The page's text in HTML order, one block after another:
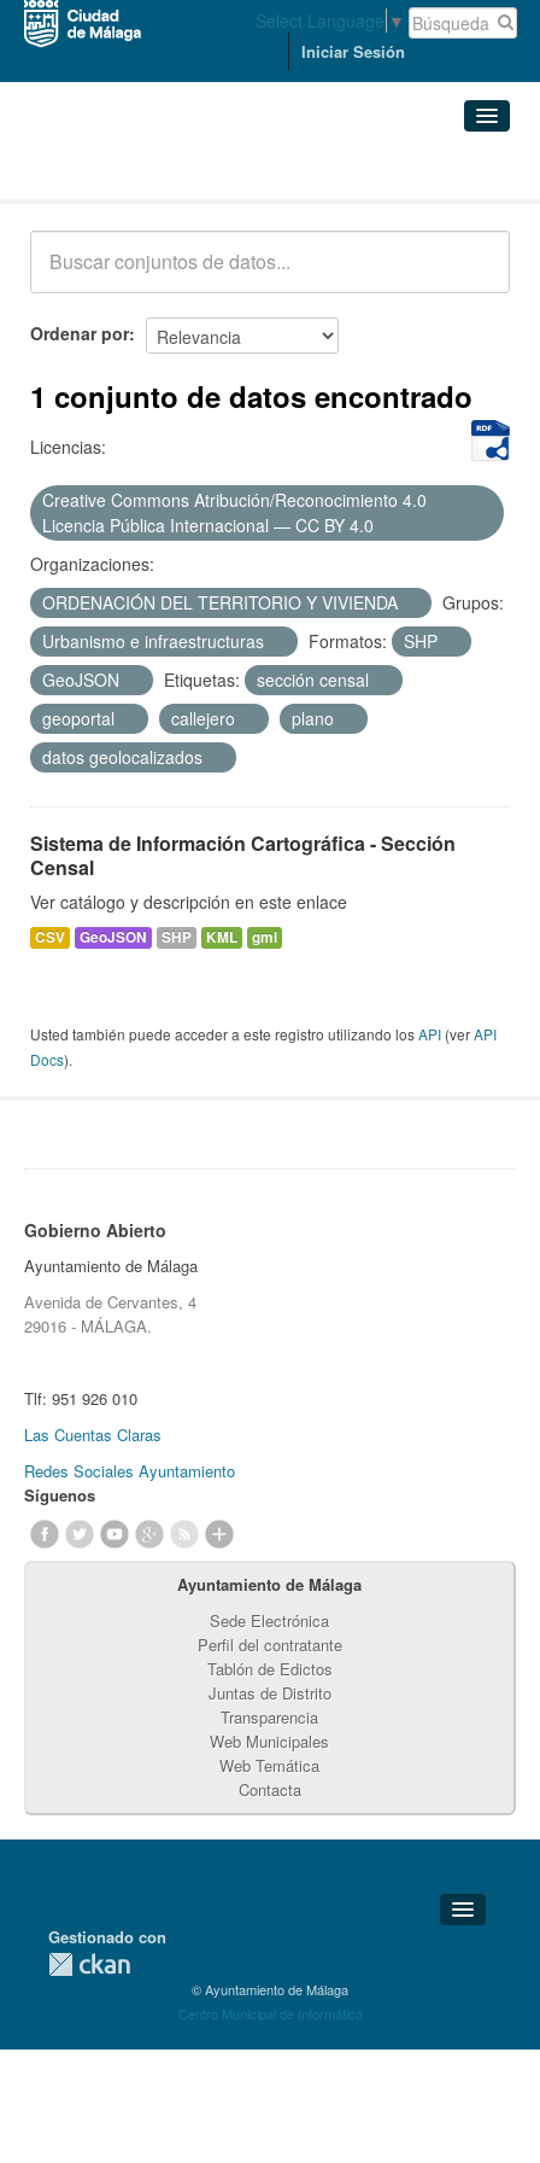
Select Language ▼
Iniciar Sesión
Acerca de
Ordenar por
1 conjunto de datos encontrado
Licencias:
Creative Commons Atribución/Reconocimiento 4.0
Licencia Pública Internacional — CC BY 4.0
Organizaciones:
ORDENACIÓN DEL TERRITORIO Y VIVIENDA
Grupos:
Urbanismo e infraestructuras
Formatos:
SHP
GeoJSON
Etiquetas:
sección censal
geoportal
callejero
plano
datos geolocalizados
Sistema de Información Cartográfica - Sección
Censal
Ver catálogo y descripción en este enlace
CSV GeoJSON SHP KML gml
Usted también puede acceder a este registro utilizando losAPI (verAPI
Docs).
Gobierno Abierto
Ayuntamiento de Málaga
Avenida de Cervantes, 4
29016 - MÁLAGA.
Tlf: 951 926 010
Las Cuentas Claras
Redes Sociales Ayuntamiento
Síguenos
Ayuntamiento de Málaga
Sede Electrónica
Perfil del contratante
Tablón de Edictos
Juntas de Distrito
Transparencia
Web Municipales
Web Temática
Contacta
Detalles Técnicos
Gestionado con
© Ayuntamiento de Málaga
Centro Municipal de Informática